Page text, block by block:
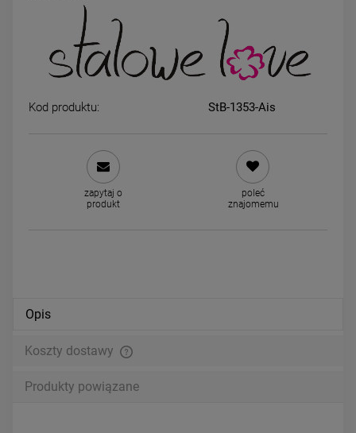
Bransoletka STAL
49,00 zł
DO KOSZYKA
Bransoletka na stopę
CHIRURGICZNA skrzydła i
59,00 zł
DO KOSZYKA
Kod produktu: StB-1353-Ais
zapytaj o
produkt
poleć
znajomemu
Opis
Koszty dostawy
Produkty powiązane